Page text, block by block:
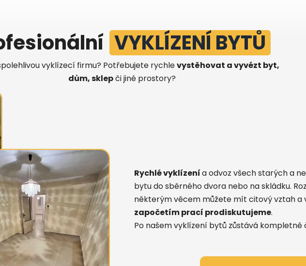
VYKLÍZENÍ BYTŮ
vyklízecí firmu? Potřebujete rychlevystěhovat a vyvézt byt,
dům, sklepči jiné prostory?
Rychlé vyklízenía odvoz všech starých a
bytu do sběrného dvora nebo na skládku.
některým věcem můžete mít citový vztah a
započetím prací prodiskutujeme.
Po našem vyklízení bytů zůstává kompletně